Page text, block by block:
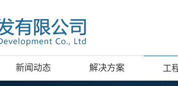
新闻动态 解决方案 工